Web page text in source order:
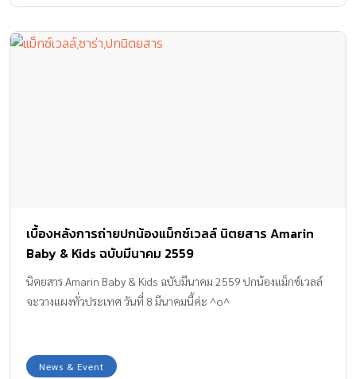
เบื้องหลังการถ่ายปกน้องแม็กซ์เวลล์ นิตยสาร Amarin
Baby & Kids ฉบับมีนาคม 2559
นิตยสาร Amarin Baby & Kids ฉบับมีนาคม 2559 ปกน้องแม็กซ์เวลล์
จะวางแผงทั่วประเทศ วันที่ 8 มีนาคมนี้ค่ะ ^o^
News & Event